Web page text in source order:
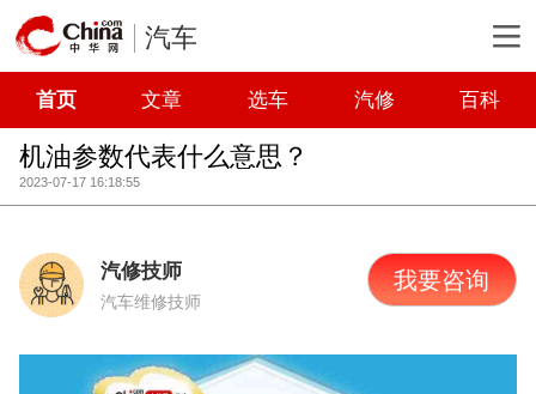
汽车
首页 文章 选车 汽修 百科
机油参数代表什么意思？
2023-07-17 16:18:55
汽修技师
汽车维修技师
我要咨询